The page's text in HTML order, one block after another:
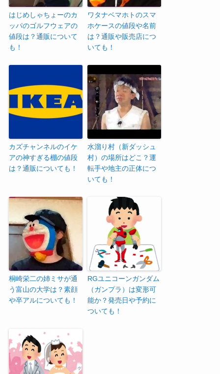
はじめしゃちょーのカ
ッパのゴルフウェアの
値段は？通販について
も！
ワタナベマホトのスマ
ホケースの値段や名前
は？通販や販売店につ
いても！
カズチャンネルのイケ
アの神すぎる棚の値段
は？通販についても！
水溜り村（新ダッシュ
村）の場所はどこ？運
転手や地主の正体につ
いても！
桐崎栄二の姉ミサが通
う富山の大学は？素顔
や卒アルについても！
RGユニコーンガンダム
（ガンプラ）は変形可
能か？発売日や予約に
ついても！